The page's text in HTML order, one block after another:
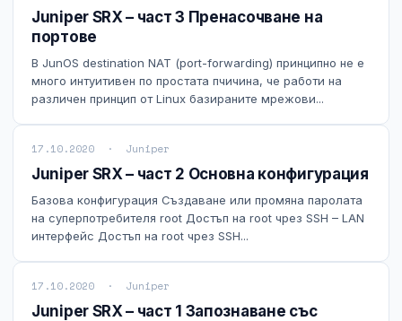
Juniper SRX – част 3 Пренасочване на
портове
В JunOS destination NAT (port-forwarding) принципно не е
много интуитивен по простата пчичина, че работи на
различен принцип от Linux базираните мрежови...
17.10.2020 · Juniper
Juniper SRX – част 2 Основна конфигурация
Базова конфигурация Създаване или промяна паролата
на суперпотребителя root Достъп на root чрез SSH – LAN
интерфейс Достъп на root чрез SSH...
17.10.2020 · Juniper
Juniper SRX – част 1 Запознаване със